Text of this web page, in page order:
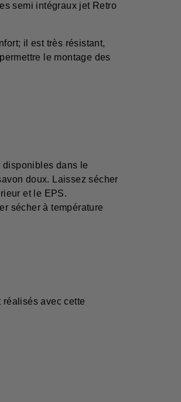
semi intégraux jet Retro
il est très résistant,
le montage des
disponibles dans le
doux. Laissez sécher
et le EPS.
sécher à température
avec cette